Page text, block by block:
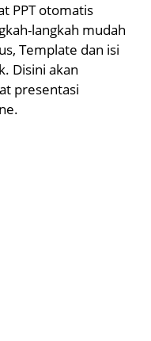
PPT otomatis
langkah mudah
Template dan isi
Disini akan
presentasi